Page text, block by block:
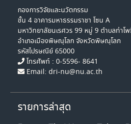
กองการวิจัยและนวัตกรรม
ชั้น 4 อาคารมหาธรรมราชา โซน A
มหาวิทยาลัยนเรศวร 99 หมู่ 9 ตำบลท่าโ
อำเภอเมืองพิษณุโลก จังหวัดพิษณุโลก
รหัสไปรษณีย์ 65000
โทรศัพท์ : 0-5596- 8641
Email: dri-nu@nu.ac.th
รายการล่าสุด